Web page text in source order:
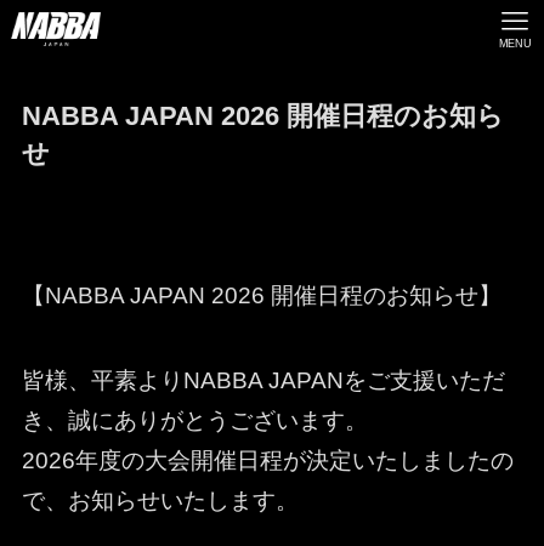
MENU
NABBA JAPAN 2026 開催日程のお知ら
せ
【NABBA JAPAN 2026 開催日程のお知らせ】
皆様、平素よりNABBA JAPANをご支援いただ
き、誠にありがとうございます。
2026年度の大会開催日程が決定いたしましたの
で、お知らせいたします。